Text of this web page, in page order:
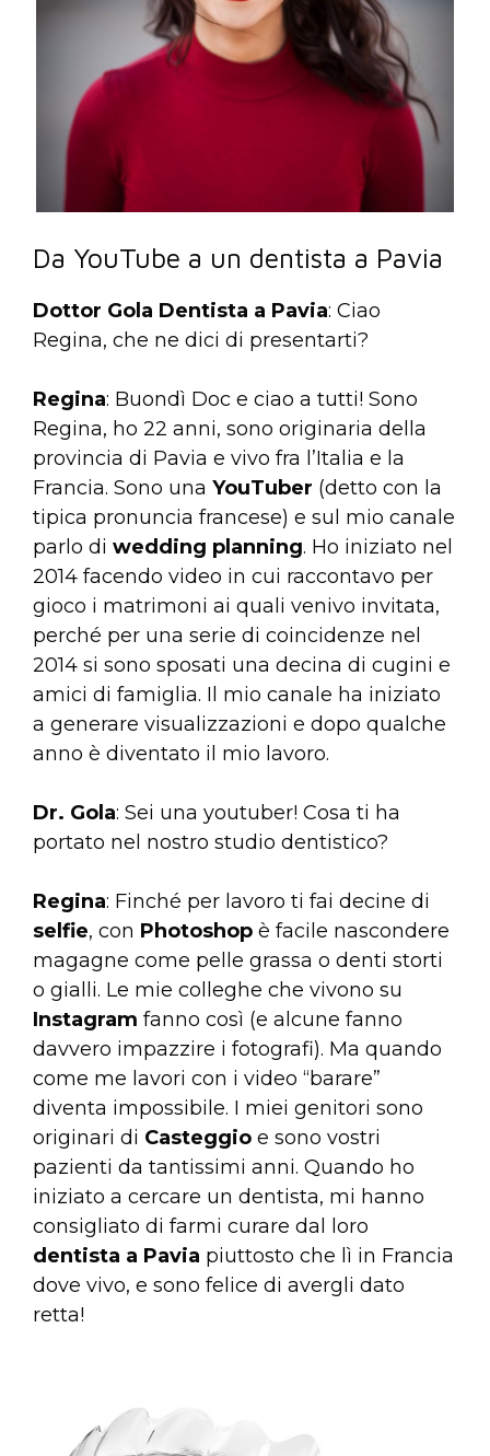
Da YouTube a un dentista a Pavia
Dottor Gola Dentista a Pavia: Ciao
Regina, che ne dici di presentarti?
Regina: Buondì Doc e ciao a tutti! Sono
Regina, ho 22 anni, sono originaria della
provincia di Pavia e vivo fra l’Italia e la
Francia. Sono una YouTuber (detto con la
tipica pronuncia francese) e sul mio canale
parlo di wedding planning. Ho iniziato nel
2014 facendo video in cui raccontavo per
gioco i matrimoni ai quali venivo invitata,
perché per una serie di coincidenze nel
2014 si sono sposati una decina di cugini e
amici di famiglia. Il mio canale ha iniziato
a generare visualizzazioni e dopo qualche
anno è diventato il mio lavoro.
Dr. Gola: Sei una youtuber! Cosa ti ha
portato nel nostro studio dentistico?
Regina: Finché per lavoro ti fai decine di
selfie, con Photoshop è facile nascondere
magagne come pelle grassa o denti storti
o gialli. Le mie colleghe che vivono su
Instagram fanno così (e alcune fanno
davvero impazzire i fotografi). Ma quando
come me lavori con i video “barare”
diventa impossibile. I miei genitori sono
originari di Casteggio e sono vostri
pazienti da tantissimi anni. Quando ho
iniziato a cercare un dentista, mi hanno
consigliato di farmi curare dal loro
dentista a Pavia piuttosto che lì in Francia
dove vivo, e sono felice di avergli dato
retta!